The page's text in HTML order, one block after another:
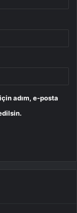
adım, e-posta